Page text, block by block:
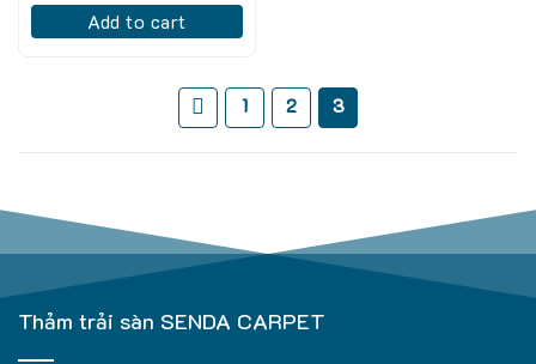
Add to cart
1 2 3
Thảm trải sàn SENDA CARPET